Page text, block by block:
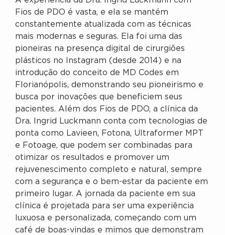
Fios de PDO é vasta, e ela se mantém
constantemente atualizada com as técnicas
mais modernas e seguras. Ela foi uma das
pioneiras na presença digital de cirurgiões
plásticos no Instagram (desde 2014) e na
introdução do conceito de MD Codes em
Florianópolis, demonstrando seu pioneirismo e
busca por inovações que beneficiem seus
pacientes. Além dos Fios de PDO, a clínica da
Dra. Ingrid Luckmann conta com tecnologias de
ponta como Lavieen, Fotona, Ultraformer MPT
e Fotoage, que podem ser combinadas para
otimizar os resultados e promover um
rejuvenescimento completo e natural, sempre
com a segurança e o bem-estar da paciente em
primeiro lugar. A jornada da paciente em sua
clínica é projetada para ser uma experiência
luxuosa e personalizada, começando com um
café de boas-vindas e mimos que demonstram